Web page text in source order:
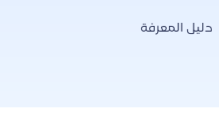
دليل المعرفة